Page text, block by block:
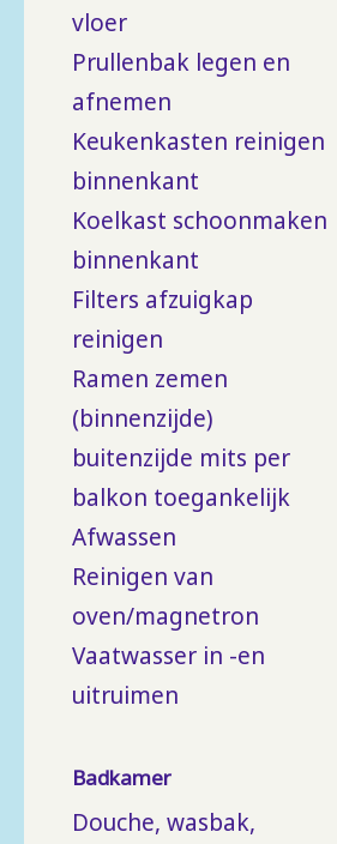
vloer
Prullenbak legen en
afnemen
Keukenkasten reinigen
binnenkant
Koelkast schoonmaken
binnenkant
Filters afzuigkap
reinigen
Ramen zemen
(binnenzijde)
buitenzijde mits per
balkon toegankelijk
Afwassen
Reinigen van
oven/magnetron
Vaatwasser in -en
uitruimen
Badkamer
Douche, wasbak,